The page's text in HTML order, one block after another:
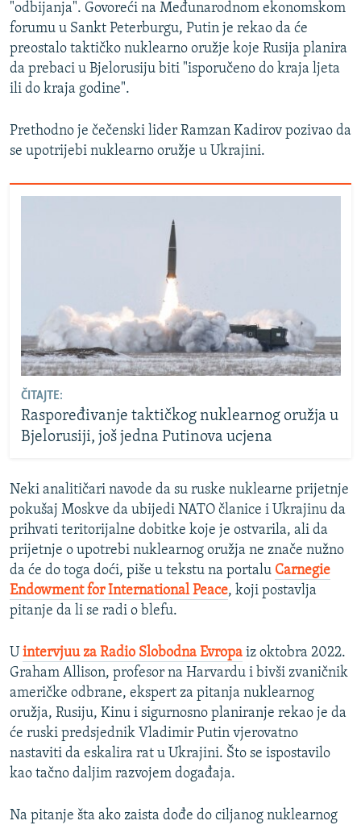
"odbijanja". Govoreći na Međunarodnom ekonomskom
forumu u Sankt Peterburgu, Putin je rekao da će
preostalo taktičko nuklearno oružje koje Rusija planira
da prebaci u Bjelorusiju biti "isporučeno do kraja ljeta
ili do kraja godine".
Prethodno je čečenski lider Ramzan Kadirov pozivao da
se upotrijebi nuklearno oružje u Ukrajini.
ČITAJTE:
Raspoređivanje taktičkog nuklearnog oružja u
Bjelorusiji, još jedna Putinova ucjena
Neki analitičari navode da su ruske nuklearne prijetnje
pokušaj Moskve da ubijedi NATO članice i Ukrajinu da
prihvati teritorijalne dobitke koje je ostvarila, ali da
prijetnje o upotrebi nuklearnog oružja ne znače nužno
da će do toga doći, piše u tekstu na portalu Carnegie
Endowment for International Peace, koji postavlja
pitanje da li se radi o blefu.
U intervjuu za Radio Slobodna Evropa iz oktobra 2022.
Graham Allison, profesor na Harvardu i bivši zvaničnik
američke odbrane, ekspert za pitanja nuklearnog
oružja, Rusiju, Kinu i sigurnosno planiranje rekao je da
će ruski predsjednik Vladimir Putin vjerovatno
nastaviti da eskalira rat u Ukrajini. Što se ispostavilo
kao tačno daljim razvojem događaja.
Na pitanje šta ako zaista dođe do ciljanog nuklearnog